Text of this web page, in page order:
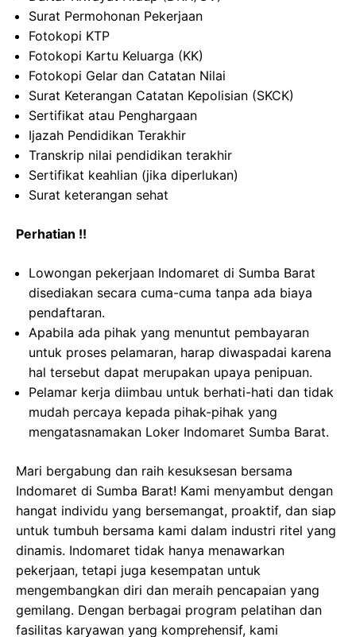
Surat Permohonan Pekerjaan
Fotokopi KTP
Fotokopi Kartu Keluarga (KK)
Fotokopi Gelar dan Catatan Nilai
Surat Keterangan Catatan Kepolisian (SKCK)
Sertifikat atau Penghargaan
Ijazah Pendidikan Terakhir
Transkrip nilai pendidikan terakhir
Sertifikat keahlian (jika diperlukan)
Surat keterangan sehat
Perhatian !!
Lowongan pekerjaan Indomaret di Sumba Barat
disediakan secara cuma-cuma tanpa ada biaya
pendaftaran.
Apabila ada pihak yang menuntut pembayaran
untuk proses pelamaran, harap diwaspadai karena
hal tersebut dapat merupakan upaya penipuan.
Pelamar kerja diimbau untuk berhati-hati dan tidak
mudah percaya kepada pihak-pihak yang
mengatasnamakan Loker Indomaret Sumba Barat.
Mari bergabung dan raih kesuksesan bersama
Indomaret di Sumba Barat! Kami menyambut dengan
hangat individu yang bersemangat, proaktif, dan siap
untuk tumbuh bersama kami dalam industri ritel yang
dinamis. Indomaret tidak hanya menawarkan
pekerjaan, tetapi juga kesempatan untuk
mengembangkan diri dan meraih pencapaian yang
gemilang. Dengan berbagai program pelatihan dan
fasilitas karyawan yang komprehensif, kami